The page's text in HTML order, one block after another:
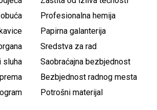
sluha
Profesionalna hemija
Papirna galanterija
Sredstva za rad
Saobraćajna bezbjednost
Bezbjednost radnog mesta
Potrošni materijal